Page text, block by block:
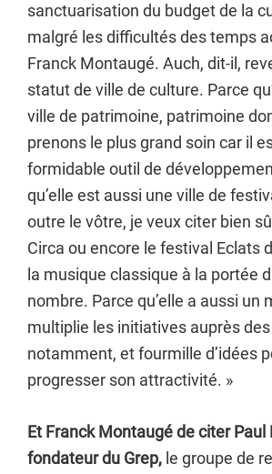
sanctuarisation du budget de la
malgré les difficultés des temps
Franck Montaugé. Auch, dit-il,
statut de ville de culture. Parce
ville de patrimoine, patrimoine
prenons le plus grand soin car il
formidable outil de
qu’elle est aussi une ville de
outre le vôtre, je veux citer bien
Circa ou encore le festival Eclats
la musique classique à la portée
nombre. Parce qu’elle a aussi un
multiplie les initiatives auprès
notamment, et fourmille d’idées
progresser son attractivité. »
Et Franck Montaugé de citer Paul
fondateur du Grep, le groupe de